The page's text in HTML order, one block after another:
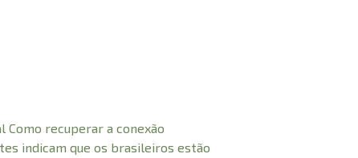
Como recuperar a conexão
indicam que os brasileiros estão